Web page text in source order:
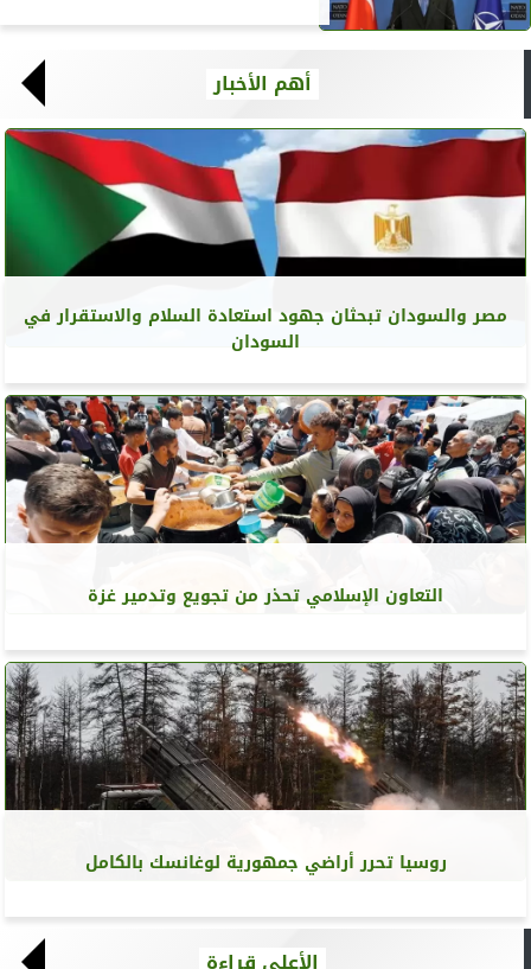
أهم الأخبار
مصر والسودان تبحثان جهود استعادة السلام والاستقرار في
السودان
التعاون الإسلامي تحذر من تجويع وتدمير غزة
روسيا تحرر أراضي جمهورية لوغانسك بالكامل